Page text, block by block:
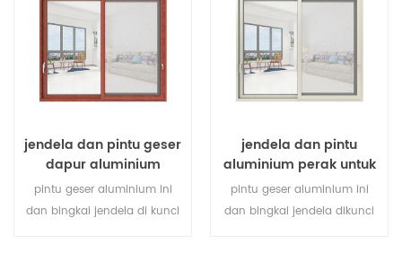
kebutuhan arsitektur.
kebutuhan arsitektur
jendela dan pintu geser
dapur aluminium
pintu geser aluminium ini
dan bingkai jendela di kunci
jendela dan pintu
aluminium perak untuk
rumah
pintu geser aluminium ini
dan bingkai jendela dikunci